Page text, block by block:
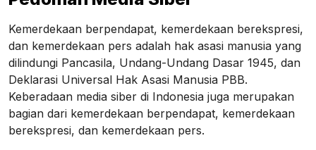
Kemerdekaan berpendapat, kemerdekaan berekspresi,
dan kemerdekaan pers adalah hak asasi manusia yang
dilindungi Pancasila, Undang-Undang Dasar 1945, dan
Deklarasi Universal Hak Asasi Manusia PBB.
Keberadaan media siber di Indonesia juga merupakan
bagian dari kemerdekaan berpendapat, kemerdekaan
berekspresi, dan kemerdekaan pers.